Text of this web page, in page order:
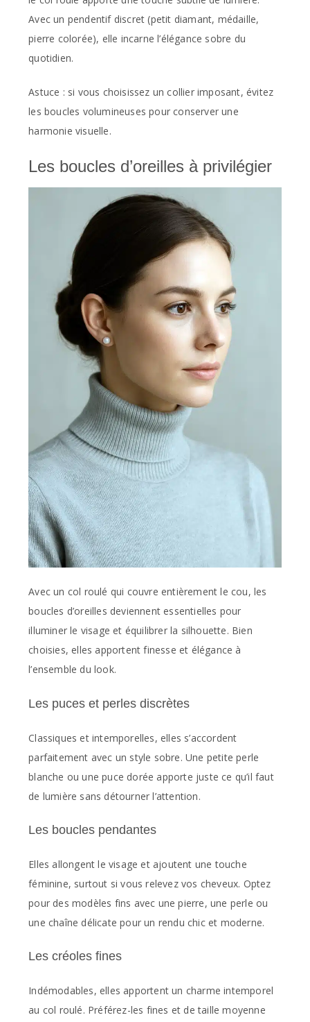
Avec un pendentif discret (petit diamant, médaille,
pierre colorée), elle incarne l’élégance sobre du
quotidien.
Astuce : si vous choisissez un collier imposant, évitez
les boucles volumineuses pour conserver une
harmonie visuelle.
Les boucles d’oreilles à privilégier
Avec un col roulé qui couvre entièrement le cou, les
boucles d’oreilles deviennent essentielles pour
illuminer le visage et équilibrer la silhouette. Bien
choisies, elles apportent finesse et élégance à
l’ensemble du look.
Les puces et perles discrètes
Classiques et intemporelles, elles s’accordent
parfaitement avec un style sobre. Une petite perle
blanche ou une puce dorée apporte juste ce qu’il faut
de lumière sans détourner l’attention.
Les boucles pendantes
Elles allongent le visage et ajoutent une touche
féminine, surtout si vous relevez vos cheveux. Optez
pour des modèles fins avec une pierre, une perle ou
une chaîne délicate pour un rendu chic et moderne.
Les créoles fines
Indémodables, elles apportent un charme intemporel
au col roulé. Préférez-les fines et de taille moyenne